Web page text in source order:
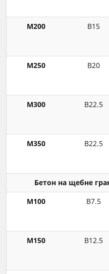
М200
В15
М250
В20
М300
В22.5
М350
В22.5
Бетон на щебне
М100
В7.5
М150
В12.5